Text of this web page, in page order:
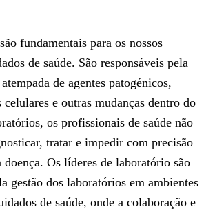
fundamentais para os nossos
de saúde. São responsáveis pela
de agentes patogénicos,
e outras mudanças dentro do
os profissionais de saúde não
tratar e impedir com precisão
doença. Os líderes de laboratório são
gestão dos laboratórios em ambientes
de saúde, onde a colaboração e